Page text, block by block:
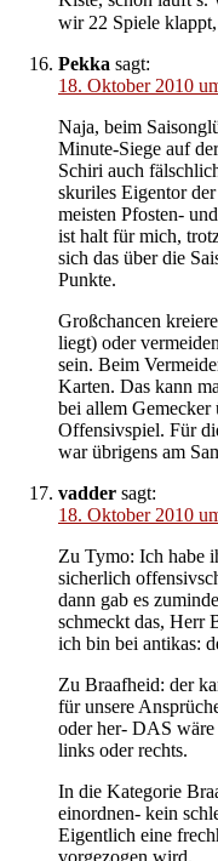
wir 22 Spiele
Pekka sagt:
18. Oktober 2010
Naja, beim
Minute-Siege auf
Schiri auch
skuriles Eigentor
meisten Pfosten-
ist halt für mich,
sich das über die
Punkte.
Großchancen
liegt) oder
sein. Beim
Karten. Das kann
bei allem Gemecker
Offensivspiel. Für
war übrigens am
vadder sagt:
18. Oktober 2010
Zu Tymo: Ich habe
sicherlich
dann gab es
schmeckt das, Herr
ich bin bei antikas:
Zu Braafheid: der
für unsere
oder her- DAS
links oder rechts.
In die Kategorie
einordnen- kein
Eigentlich eine
vorgezogen wird.